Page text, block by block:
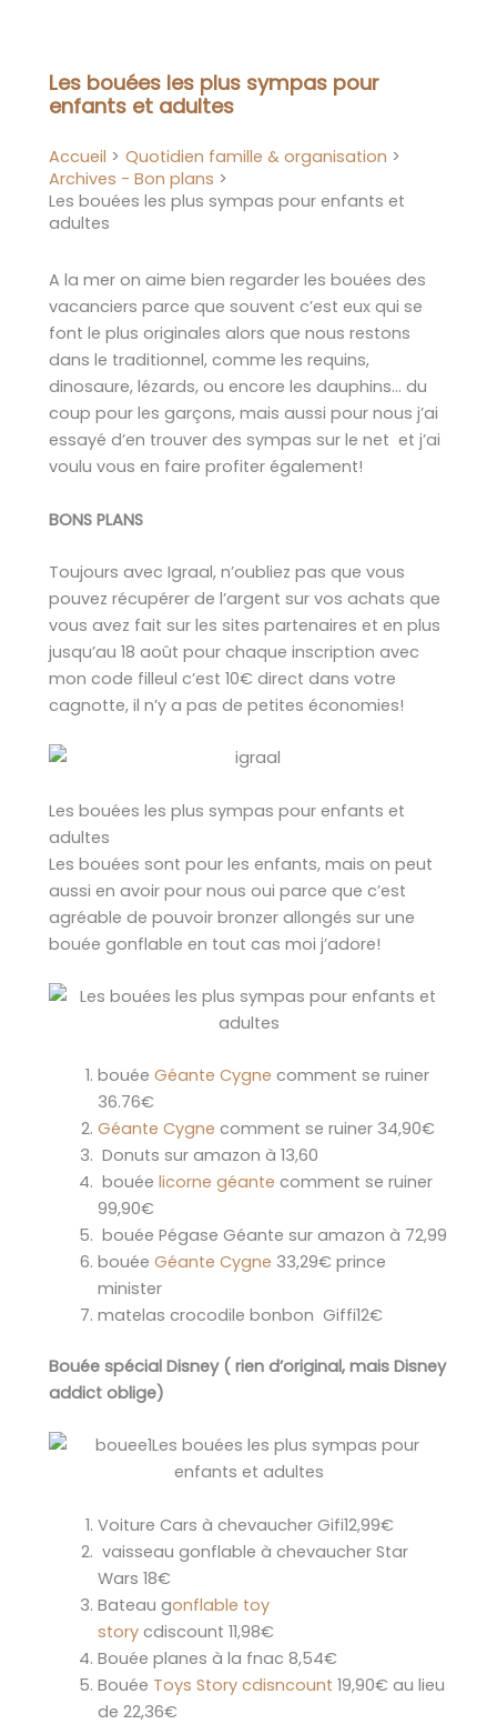
Les bouées les plus sympas pour
enfants et adultes
Accueil
Quotidien famille & organisation
Archives - Bon plans
Les bouées les plus sympas pour enfants et
adultes
A la mer on aime bien regarder les bouées des
vacanciers parce que souvent c’est eux qui se
font le plus originales alors que nous restons
dans le traditionnel, comme les requins,
dinosaure, lézards, ou encore les dauphins… du
coup pour les garçons, mais aussi pour nous j’ai
essayé d’en trouver des sympas sur le net et j’ai
voulu vous en faire profiter également!
BONS PLANS
Toujours avec Igraal, n’oubliez pas que vous
pouvez récupérer de l’argent sur vos achats que
vous avez fait sur les sites partenaires et en plus
jusqu’au 18 août pour chaque inscription avec
mon code filleul c’est 10€ direct dans votre
cagnotte, il n’y a pas de petites économies!
Les bouées les plus sympas pour enfants et
adultes
Les bouées sont pour les enfants, mais on peut
aussi en avoir pour nous oui parce que c’est
agréable de pouvoir bronzer allongés sur une
bouée gonflable en tout cas moi j’adore!
bouée Géante Cygne comment se ruiner
36.76€
Géante Cygne comment se ruiner 34,90€
Donuts sur amazon à 13,60
bouée licorne géante comment se ruiner
99,90€
bouée Pégase Géante sur amazon à 72,99
bouée Géante Cygne 33,29€ prince
minister
matelas crocodile bonbon Giffi12€
Bouée spécial Disney ( rien d’original, mais Disney
addict oblige)
Voiture Cars à chevaucher Gifi12,99€
vaisseau gonflable à chevaucher Star
Wars 18€
Bateau gonflable toy
storycdiscount 11,98€
Bouée planes à la fnac 8,54€
Bouée Toys Story cdisncount 19,90€ au lieu
de 22,36€